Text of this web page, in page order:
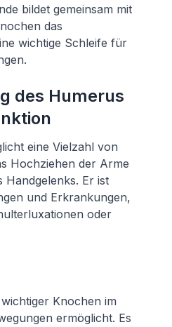
bildet gemeinsam mit
das
wichtige Schleife für
des Humerus
eine Vielzahl von
Hochziehen der Arme
Handgelenks. Er ist
und Erkrankungen,
oder
Knochen im
ermöglicht. Es